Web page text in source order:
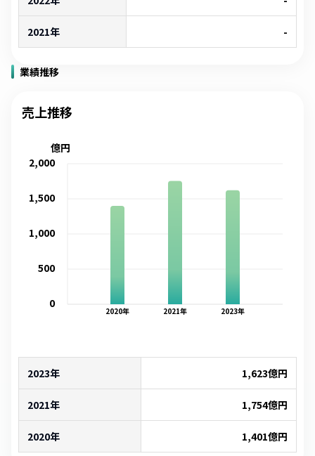
2021年 -
業績推移
売上推移
2020年 2021年 2023年
0
500
1,000
1,500
2,000
億円
2023年 1,623億円
2021年 1,754億円
2020年 1,401億円